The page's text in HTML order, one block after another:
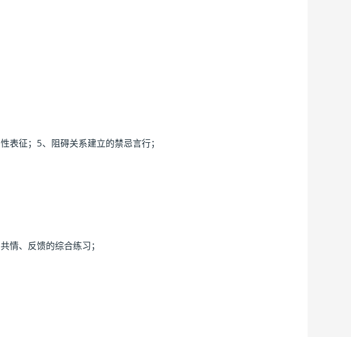
征；5、阻碍关系建立的禁忌言行；
情、反馈的综合练习；